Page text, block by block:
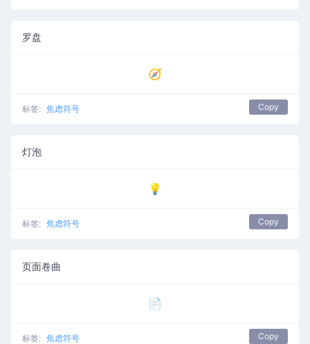
罗盘
🧭
标签: 焦虑符号 Copy
灯泡
💡
标签: 焦虑符号 Copy
页面卷曲
📄
标签: 焦虑符号 Copy